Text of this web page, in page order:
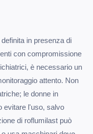
in presenza di
con compromissione
è necessario un
attento. Non
le donne in
evitare l'uso, salvo
di roflumilast può